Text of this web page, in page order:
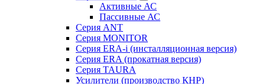
Активные АС
Пассивные АС
Серия ANT
Серия MONITOR
Серия ERA-i (инсталляционная версия)
Серия ERA (прокатная версия)
Серия TAURA
Усилители (производство КНР)